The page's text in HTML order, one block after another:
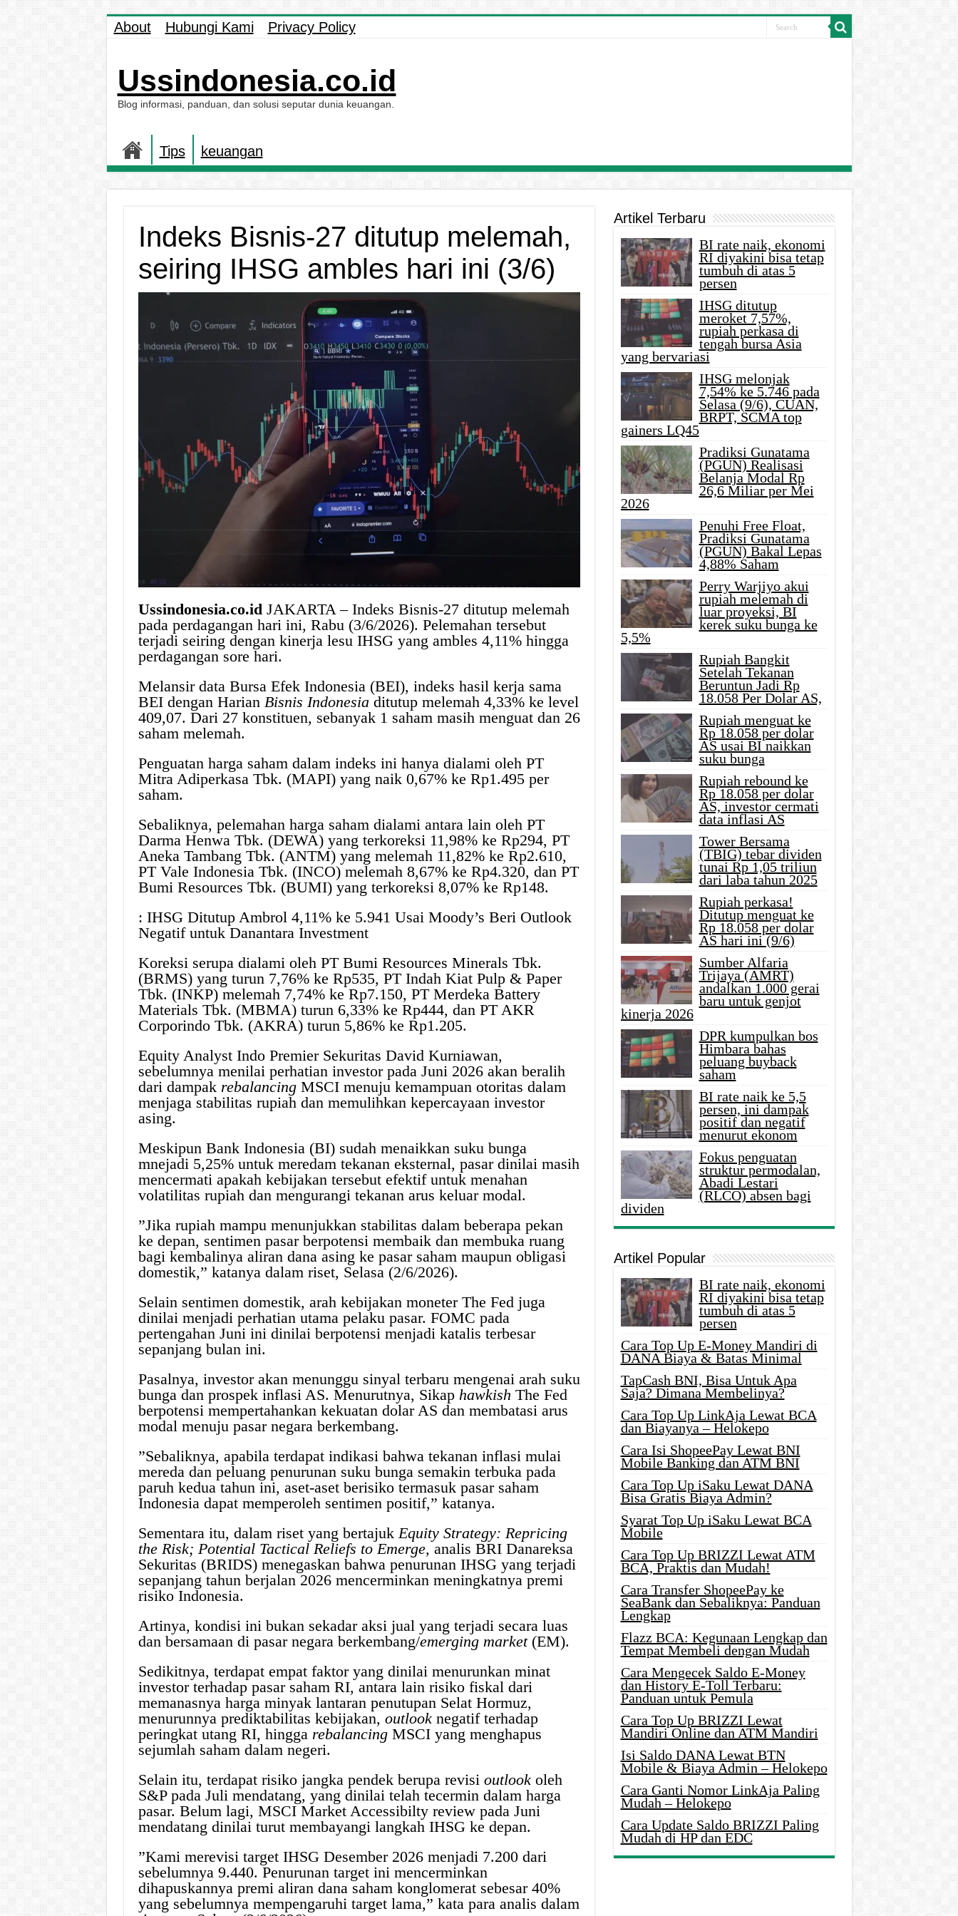
About Hubungi Kami Privacy Policy
Ussindonesia.co.id
Blog informasi, panduan, dan solusi seputar dunia keuangan.
Tips keuangan
Indeks Bisnis-27 ditutup melemah,
seiring IHSG ambles hari ini (3/6)
Ussindonesia.co.id JAKARTA – Indeks Bisnis-27 ditutup melemah
pada perdagangan hari ini, Rabu (3/6/2026). Pelemahan tersebut
terjadi seiring dengan kinerja lesu IHSG yang ambles 4,11% hingga
perdagangan sore hari.
Melansir data Bursa Efek Indonesia (BEI), indeks hasil kerja sama
BEI dengan Harian Bisnis Indonesia ditutup melemah 4,33% ke level
409,07. Dari 27 konstituen, sebanyak 1 saham masih menguat dan 26
saham melemah.
Penguatan harga saham dalam indeks ini hanya dialami oleh PT
Mitra Adiperkasa Tbk. (MAPI) yang naik 0,67% ke Rp1.495 per
saham.
Sebaliknya, pelemahan harga saham dialami antara lain oleh PT
Darma Henwa Tbk. (DEWA) yang terkoreksi 11,98% ke Rp294, PT
Aneka Tambang Tbk. (ANTM) yang melemah 11,82% ke Rp2.610,
PT Vale Indonesia Tbk. (INCO) melemah 8,67% ke Rp4.320, dan PT
Bumi Resources Tbk. (BUMI) yang terkoreksi 8,07% ke Rp148.
: IHSG Ditutup Ambrol 4,11% ke 5.941 Usai Moody’s Beri Outlook
Negatif untuk Danantara Investment
Koreksi serupa dialami oleh PT Bumi Resources Minerals Tbk.
(BRMS) yang turun 7,76% ke Rp535, PT Indah Kiat Pulp & Paper
Tbk. (INKP) melemah 7,74% ke Rp7.150, PT Merdeka Battery
Materials Tbk. (MBMA) turun 6,33% ke Rp444, dan PT AKR
Corporindo Tbk. (AKRA) turun 5,86% ke Rp1.205.
Equity Analyst Indo Premier Sekuritas David Kurniawan,
sebelumnya menilai perhatian investor pada Juni 2026 akan beralih
dari dampak rebalancingMSCI menuju kemampuan otoritas dalam
menjaga stabilitas rupiah dan memulihkan kepercayaan investor
asing.
Meskipun Bank Indonesia (BI) sudah menaikkan suku bunga
mnejadi 5,25% untuk meredam tekanan eksternal, pasar dinilai masih
mencermati apakah kebijakan tersebut efektif untuk menahan
volatilitas rupiah dan mengurangi tekanan arus keluar modal.
”Jika rupiah mampu menunjukkan stabilitas dalam beberapa pekan
ke depan, sentimen pasar berpotensi membaik dan membuka ruang
bagi kembalinya aliran dana asing ke pasar saham maupun obligasi
domestik,” katanya dalam riset, Selasa (2/6/2026).
Selain sentimen domestik, arah kebijakan moneter The Fed juga
dinilai menjadi perhatian utama pelaku pasar. FOMC pada
pertengahan Juni ini dinilai berpotensi menjadi katalis terbesar
sepanjang bulan ini.
Pasalnya, investor akan menunggu sinyal terbaru mengenai arah suku
bunga dan prospek inflasi AS. Menurutnya, Sikap hawkish The Fed
berpotensi mempertahankan kekuatan dolar AS dan membatasi arus
modal menuju pasar negara berkembang.
”Sebaliknya, apabila terdapat indikasi bahwa tekanan inflasi mulai
mereda dan peluang penurunan suku bunga semakin terbuka pada
paruh kedua tahun ini, aset-aset berisiko termasuk pasar saham
Indonesia dapat memperoleh sentimen positif,” katanya.
Sementara itu, dalam riset yang bertajuk Equity Strategy: Repricing
the Risk; Potential Tactical Reliefs to Emerge, analis BRI Danareksa
Sekuritas (BRIDS) menegaskan bahwa penurunan IHSG yang terjadi
sepanjang tahun berjalan 2026 mencerminkan meningkatnya premi
risiko Indonesia.
Artinya, kondisi ini bukan sekadar aksi jual yang terjadi secara luas
dan bersamaan di pasar negara berkembang/emerging market(EM).
Sedikitnya, terdapat empat faktor yang dinilai menurunkan minat
investor terhadap pasar saham RI, antara lain risiko fiskal dari
memanasnya harga minyak lantaran penutupan Selat Hormuz,
menurunnya prediktabilitas kebijakan, outlooknegatif terhadap
peringkat utang RI, hingga rebalancingMSCI yang menghapus
sejumlah saham dalam negeri.
Selain itu, terdapat risiko jangka pendek berupa revisi outlookoleh
S&P pada Juli mendatang, yang dinilai telah tecermin dalam harga
pasar. Belum lagi, MSCI Market Accessibilty review pada Juni
mendatang dinilai turut membayangi langkah IHSG ke depan.
”Kami merevisi target IHSG Desember 2026 menjadi 7.200 dari
sebelumnya 9.440. Penurunan target ini mencerminkan
dihapuskannya premi aliran dana saham konglomerat sebesar 40%
yang sebelumnya mempengaruhi target lama,” kata para analis dalam
Artikel Terbaru
BI rate naik, ekonomi
RI diyakini bisa tetap
tumbuh di atas 5
persen
IHSG ditutup
meroket 7,57%,
rupiah perkasa di
tengah bursa Asia
yang bervariasi
IHSG melonjak
7,54% ke 5.746 pada
Selasa (9/6), CUAN,
BRPT, SCMA top
gainers LQ45
Pradiksi Gunatama
(PGUN) Realisasi
Belanja Modal Rp
26,6 Miliar per Mei
2026
Penuhi Free Float,
Pradiksi Gunatama
(PGUN) Bakal Lepas
4,88% Saham
Perry Warjiyo akui
rupiah melemah di
luar proyeksi, BI
kerek suku bunga ke
5,5%
Rupiah Bangkit
Setelah Tekanan
Beruntun Jadi Rp
18.058 Per Dolar AS,
Rupiah menguat ke
Rp 18.058 per dolar
AS usai BI naikkan
suku bunga
Rupiah rebound ke
Rp 18.058 per dolar
AS, investor cermati
data inflasi AS
Tower Bersama
(TBIG) tebar dividen
tunai Rp 1,05 triliun
dari laba tahun 2025
Rupiah perkasa!
Ditutup menguat ke
Rp 18.058 per dolar
AS hari ini (9/6)
Sumber Alfaria
Trijaya (AMRT)
andalkan 1.000 gerai
baru untuk genjot
kinerja 2026
DPR kumpulkan bos
Himbara bahas
peluang buyback
saham
BI rate naik ke 5,5
persen, ini dampak
positif dan negatif
menurut ekonom
Fokus penguatan
struktur permodalan,
Abadi Lestari
(RLCO) absen bagi
dividen
Artikel Popular
BI rate naik, ekonomi
RI diyakini bisa tetap
tumbuh di atas 5
persen
Cara Top Up E-Money Mandiri di
DANA Biaya & Batas Minimal
TapCash BNI, Bisa Untuk Apa
Saja? Dimana Membelinya?
Cara Top Up LinkAja Lewat BCA
dan Biayanya – Helokepo
Cara Isi ShopeePay Lewat BNI
Mobile Banking dan ATM BNI
Cara Top Up iSaku Lewat DANA
Bisa Gratis Biaya Admin?
Syarat Top Up iSaku Lewat BCA
Mobile
Cara Top Up BRIZZI Lewat ATM
BCA, Praktis dan Mudah!
Cara Transfer ShopeePay ke
SeaBank dan Sebaliknya: Panduan
Lengkap
Flazz BCA: Kegunaan Lengkap dan
Tempat Membeli dengan Mudah
Cara Mengecek Saldo E-Money
dan History E-Toll Terbaru:
Panduan untuk Pemula
Cara Top Up BRIZZI Lewat
Mandiri Online dan ATM Mandiri
Isi Saldo DANA Lewat BTN
Mobile & Biaya Admin – Helokepo
Cara Ganti Nomor LinkAja Paling
Mudah – Helokepo
Cara Update Saldo BRIZZI Paling
Mudah di HP dan EDC